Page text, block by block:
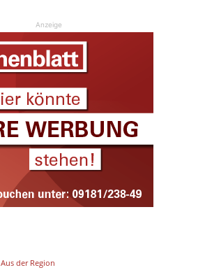
Anzeige
Aus der Region